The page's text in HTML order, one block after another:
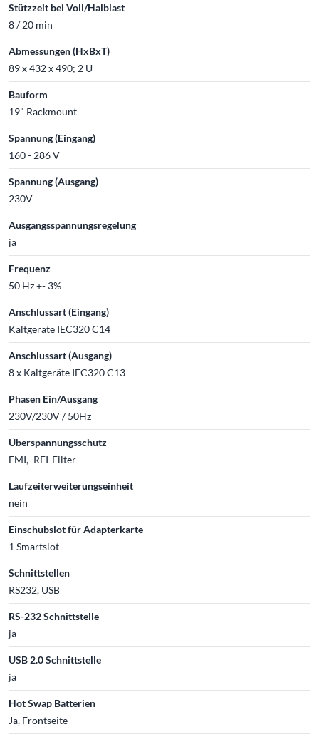
Stützzeit bei Voll/Halblast
8 / 20 min
Abmessungen (HxBxT)
89 x 432 x 490; 2 U
Bauform
19" Rackmount
Spannung (Eingang)
160 - 286 V
Spannung (Ausgang)
230V
Ausgangsspannungsregelung
ja
Frequenz
50 Hz +- 3%
Anschlussart (Eingang)
Kaltgeräte IEC320 C14
Anschlussart (Ausgang)
8 x Kaltgeräte IEC320 C13
Phasen Ein/Ausgang
230V/230V / 50Hz
Überspannungsschutz
EMI,- RFI-Filter
Laufzeiterweiterungseinheit
nein
Einschubslot für Adapterkarte
1 Smartslot
Schnittstellen
RS232, USB
RS-232 Schnittstelle
ja
USB 2.0 Schnittstelle
ja
Hot Swap Batterien
Ja, Frontseite